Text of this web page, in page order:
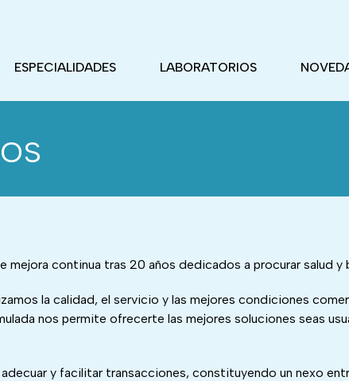
ESPECIALIDADES LABORATORIOS
mejora continua tras 20 años dedicados a procurar salud y
la calidad, el servicio y las mejores condiciones
nos permite ofrecerte las mejores soluciones seas
adecuar y facilitar transacciones, constituyendo un nexo